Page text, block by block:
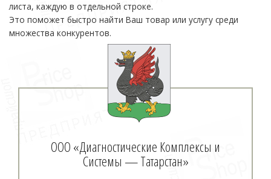
листа, каждую в отдельной строке.
Это поможет быстро найти Ваш товар или услугу среди
множества конкурентов.
ООО «Диагностические Комплексы и
Системы — Татарстан»